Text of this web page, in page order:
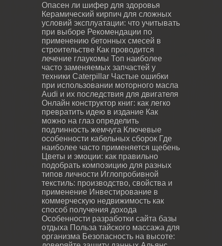
Опасен ли шифер для здоровья
Керамический кирпич для сложных
условий эксплуатации: что учитывать
при выборе Рекомендации по
применению бетонных смесей в
строительстве Как проводится
лечение глаукомы Топ наиболее
часто заменяемых запчастей у
техники Caterpillar Частые ошибки
при использовании моторного масла
Audi и их последствия для двигателя
Онлайн конструктор книг: как легко
превратить идею в издание Как
можно на глаз определить
подлинность жемчуга Ключевые
особенности кабельных сборок Где
наиболее часто применяется щебень
Цветы и эмоции: как правильно
подобрать композицию для разных
типов личности Иглопробивной
текстиль: производство, свойства и
применение Инвестирование в
коммерческую недвижимость как
способ получения дохода
Особенности разработки сайта базы
отдыха Польза тайского массажа для
организма Безопасность на высоте: